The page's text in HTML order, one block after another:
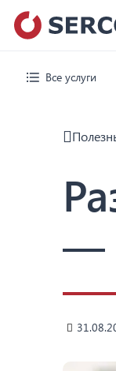
Все услуги
—